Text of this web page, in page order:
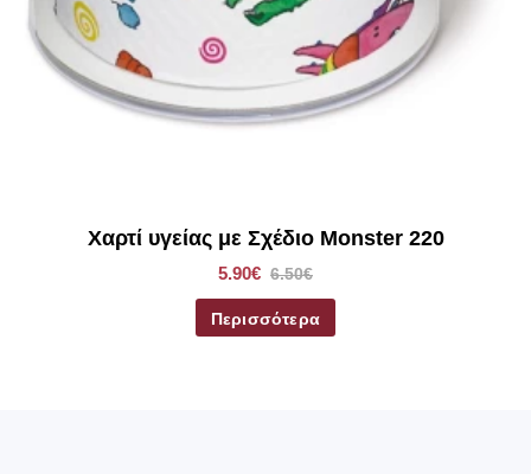
Χαρτί υγείας με Σχέδιο Monster 220
5.90€ 6.50€
Περισσότερα